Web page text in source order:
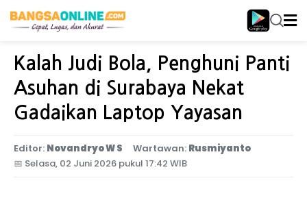
Home Jawa Timur
Kalah Judi Bola, Penghuni Panti
Asuhan di Surabaya Nekat
Gadaikan Laptop Yayasan
Editor: Novandryo W S Wartawan: Rusmiyanto
📅 Selasa, 02 Juni 2026 pukul 17:42 WIB